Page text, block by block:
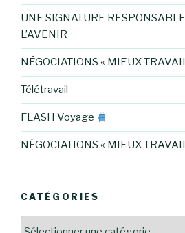
UNE SIGNATURE
L’AVENIR
NÉGOCIATIONS « MIEUX
Télétravail
FLASH Voyage
NÉGOCIATIONS « MIEUX
CATÉGORIES